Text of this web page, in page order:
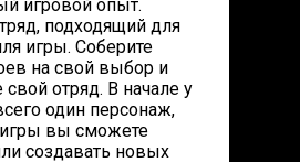
игровой опыт.
подходящий для
игры. Соберите
на свой выбор и
свой отряд. В начале у
один персонаж,
игры вы сможете
создавать новых